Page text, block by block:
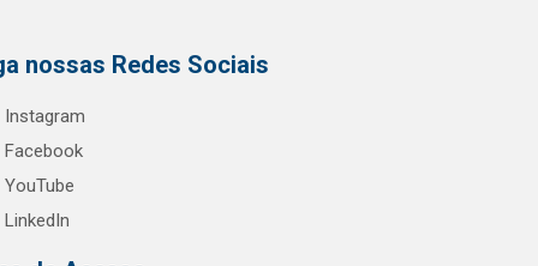
nossas Redes Sociais
Instagram
Facebook
YouTube
LinkedIn